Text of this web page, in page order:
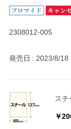
2308012-005
発売日 2023/8/18
スチ
￥